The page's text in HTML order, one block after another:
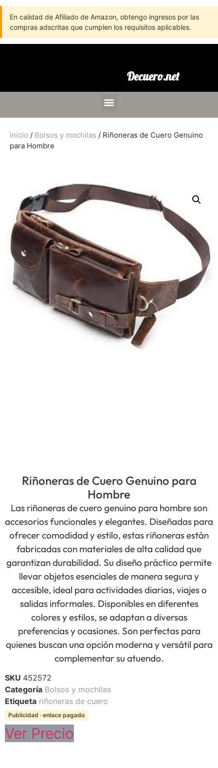
En calidad de Afiliado de Amazon, obtengo ingresos por las
compras adscritas que cumplen los requisitos aplicables.
Decuero.net
Inicio / Bolsos y mochilas / Riñoneras de Cuero Genuino
para Hombre
Riñoneras de Cuero Genuino para
Hombre
Las riñoneras de cuero genuino para hombre son
accesorios funcionales y elegantes. Diseñadas para
ofrecer comodidad y estilo, estas riñoneras están
fabricadas con materiales de alta calidad que
garantizan durabilidad. Su diseño práctico permite
llevar objetos esenciales de manera segura y
accesible, ideal para actividades diarias, viajes o
salidas informales. Disponibles en diferentes
colores y estilos, se adaptan a diversas
preferencias y ocasiones. Son perfectas para
quienes buscan una opción moderna y versátil para
complementar su atuendo.
SKU 452572
Categoría Bolsos y mochilas
Etiqueta riñoneras de cuero
Publicidad · enlace pagado
Ver Precio